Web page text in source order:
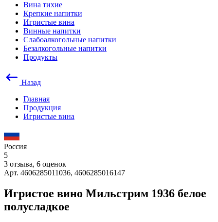
Вина тихие
Крепкие напитки
Игристые вина
Винные напитки
Слабоалкогольные напитки
Безалкогольные напитки
Продукты
Назад
Главная
Продукция
Игристые вина
Россия
5
3 отзыва, 6 оценок
Арт. 4606285011036, 4606285016147
Игристое вино Мильстрим 1936 белое
полусладкое